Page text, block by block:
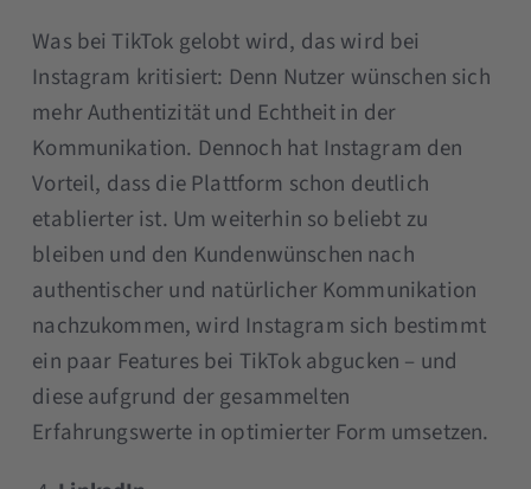
Was bei TikTok gelobt wird, das wird bei
Instagram kritisiert: Denn Nutzer wünschen sich
mehr Authentizität und Echtheit in der
Kommunikation. Dennoch hat Instagram den
Vorteil, dass die Plattform schon deutlich
etablierter ist. Um weiterhin so beliebt zu
bleiben und den Kundenwünschen nach
authentischer und natürlicher Kommunikation
nachzukommen, wird Instagram sich bestimmt
ein paar Features bei TikTok abgucken – und
diese aufgrund der gesammelten
Erfahrungswerte in optimierter Form umsetzen.